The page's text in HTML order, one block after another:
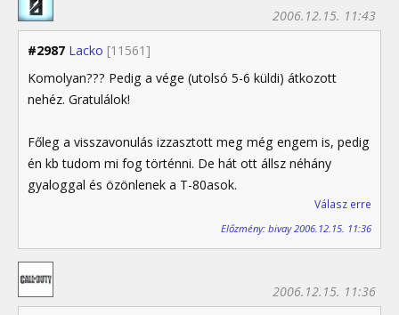
#2987 Lacko [11561]
2006.12.15. 11:43
Komolyan??? Pedig a vége (utolsó 5-6 küldi) átkozott
nehéz. Gratulálok!
Főleg a visszavonulás izzasztott meg még engem is, pedig
én kb tudom mi fog történni. De hát ott állsz néhány
gyaloggal és özönlenek a T-80asok.
Válasz erre
Előzmény: bivay 2006.12.15. 11:36
2006.12.15. 11:36